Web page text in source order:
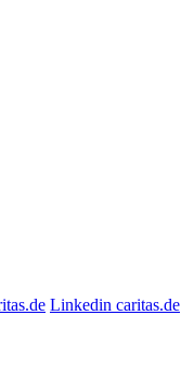
Linkedin caritas.de